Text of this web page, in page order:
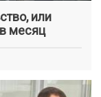
или
месяц